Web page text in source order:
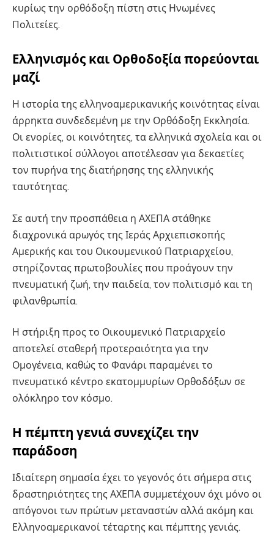
κυρίως την ορθόδοξη πίστη στις Ηνωμένες
Πολιτείες.
Ελληνισμός και Ορθοδοξία πορεύονται
μαζί
Η ιστορία της ελληνοαμερικανικής κοινότητας είναι
άρρηκτα συνδεδεμένη με την Ορθόδοξη Εκκλησία.
Οι ενορίες, οι κοινότητες, τα ελληνικά σχολεία και οι
πολιτιστικοί σύλλογοι αποτέλεσαν για δεκαετίες
τον πυρήνα της διατήρησης της ελληνικής
ταυτότητας.
Σε αυτή την προσπάθεια η ΑΧΕΠΑ στάθηκε
διαχρονικά αρωγός της Ιεράς Αρχιεπισκοπής
Αμερικής και του Οικουμενικού Πατριαρχείου,
στηρίζοντας πρωτοβουλίες που προάγουν την
πνευματική ζωή, την παιδεία, τον πολιτισμό και τη
φιλανθρωπία.
Η στήριξη προς το Οικουμενικό Πατριαρχείο
αποτελεί σταθερή προτεραιότητα για την
Ομογένεια, καθώς το Φανάρι παραμένει το
πνευματικό κέντρο εκατομμυρίων Ορθοδόξων σε
ολόκληρο τον κόσμο.
Η πέμπτη γενιά συνεχίζει την
παράδοση
Ιδιαίτερη σημασία έχει το γεγονός ότι σήμερα στις
δραστηριότητες της ΑΧΕΠΑ συμμετέχουν όχι μόνο οι
απόγονοι των πρώτων μεταναστών αλλά ακόμη και
Ελληνοαμερικανοί τέταρτης και πέμπτης γενιάς.